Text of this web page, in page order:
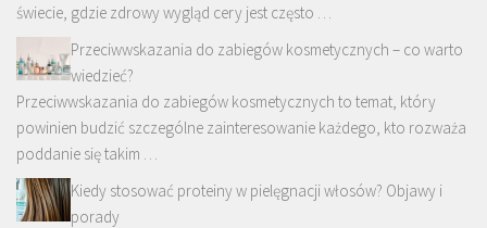
świecie, gdzie zdrowy wygląd cery jest często …
Przeciwwskazania do zabiegów kosmetycznych – co warto
wiedzieć?
Przeciwwskazania do zabiegów kosmetycznych to temat, który
powinien budzić szczególne zainteresowanie każdego, kto rozważa
poddanie się takim …
Kiedy stosować proteiny w pielęgnacji włosów? Objawy i
porady